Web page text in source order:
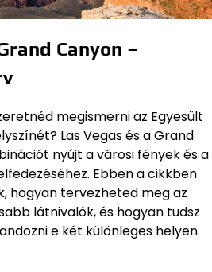
Canyon –
megismerni az Egyesült
Las Vegas és a Grand
nyújt a városi fények és a
Ebben a cikkben
hogyan tervezheted meg az
látnivalók, és hogyan tudsz
e két különleges helyen.